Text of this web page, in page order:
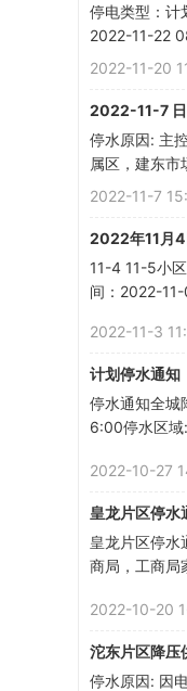
停电类型：计
2022-11-22
2022-11-20
2022-11-7 日
停水原因: 主
属区，建东
2022-11-7
2022年11月4
11-4 11-5小
间：2022-
2022-11-3
计划停水通知
停水通知全城
6:00停水区域
2022-10-27
皇龙片区停水
皇龙片区停
商局，工商局
2022-10-20
沱东片区降压
停水原因: 因